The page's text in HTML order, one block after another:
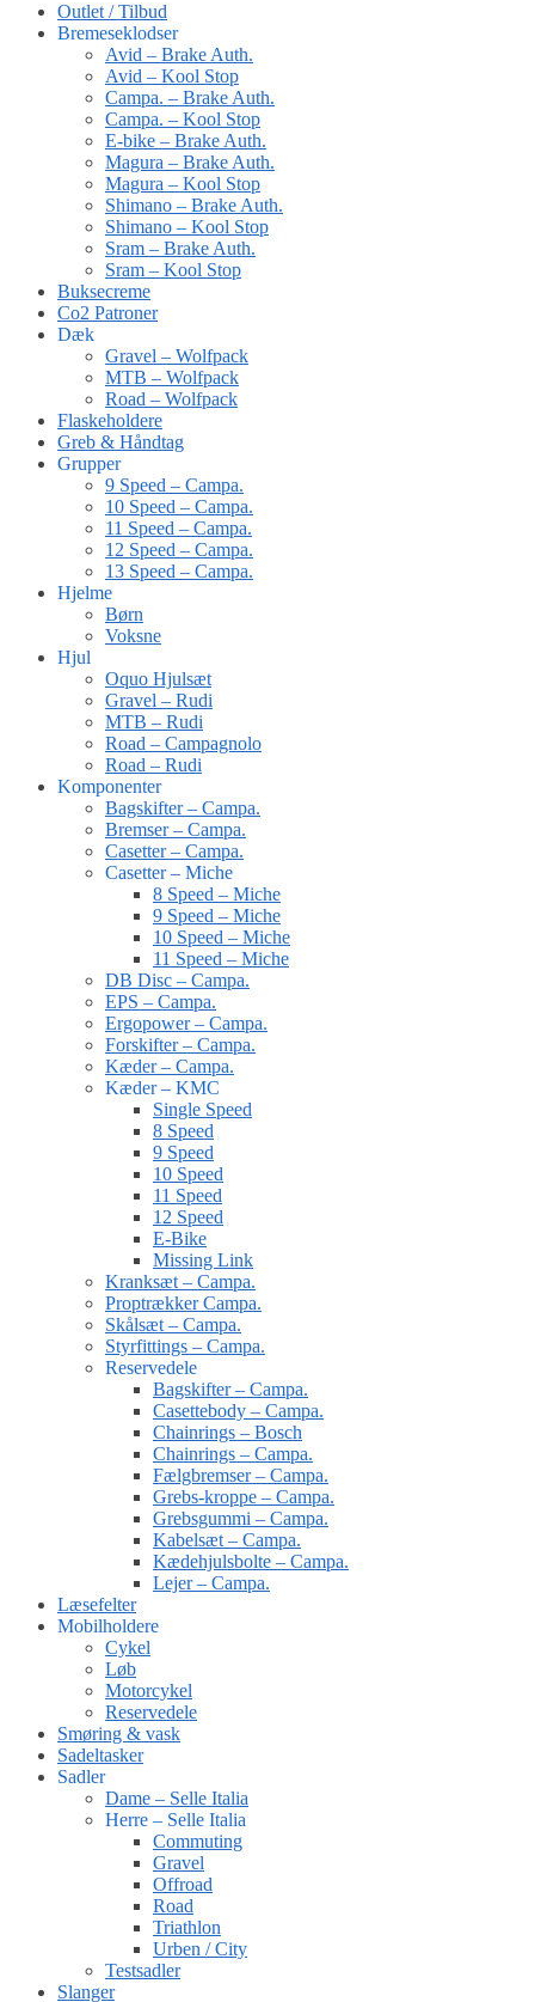
Outlet / Tilbud
Bremeseklodser
Avid – Brake Auth.
Avid – Kool Stop
Campa. – Brake Auth.
Campa. – Kool Stop
E-bike – Brake Auth.
Magura – Brake Auth.
Magura – Kool Stop
Shimano – Brake Auth.
Shimano – Kool Stop
Sram – Brake Auth.
Sram – Kool Stop
Buksecreme
Co2 Patroner
Dæk
Gravel – Wolfpack
MTB – Wolfpack
Road – Wolfpack
Flaskeholdere
Greb & Håndtag
Grupper
9 Speed – Campa.
10 Speed – Campa.
11 Speed – Campa.
12 Speed – Campa.
13 Speed – Campa.
Hjelme
Børn
Voksne
Hjul
Oquo Hjulsæt
Gravel – Rudi
MTB – Rudi
Road – Campagnolo
Road – Rudi
Komponenter
Bagskifter – Campa.
Bremser – Campa.
Casetter – Campa.
Casetter – Miche
8 Speed – Miche
9 Speed – Miche
10 Speed – Miche
11 Speed – Miche
DB Disc – Campa.
EPS – Campa.
Ergopower – Campa.
Forskifter – Campa.
Kæder – Campa.
Kæder – KMC
Single Speed
8 Speed
9 Speed
10 Speed
11 Speed
12 Speed
E-Bike
Missing Link
Kranksæt – Campa.
Proptrækker Campa.
Skålsæt – Campa.
Styrfittings – Campa.
Reservedele
Bagskifter – Campa.
Casettebody – Campa.
Chainrings – Bosch
Chainrings – Campa.
Fælgbremser – Campa.
Grebs-kroppe – Campa.
Grebsgummi – Campa.
Kabelsæt – Campa.
Kædehjulsbolte – Campa.
Lejer – Campa.
Læsefelter
Mobilholdere
Cykel
Løb
Motorcykel
Reservedele
Smøring & vask
Sadeltasker
Sadler
Dame – Selle Italia
Herre – Selle Italia
Commuting
Gravel
Offroad
Road
Triathlon
Urben / City
Testsadler
Slanger